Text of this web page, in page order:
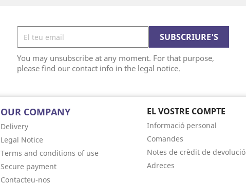
You may unsubscribe at any moment. For that purpose,
please find our contact info in the legal notice.
OUR COMPANY
Delivery
Legal Notice
Terms and conditions of use
Secure payment
Contacteu-nos
EL VOSTRE COMPTE
Informació personal
Comandes
Notes de crèdit de devolució
Adreces